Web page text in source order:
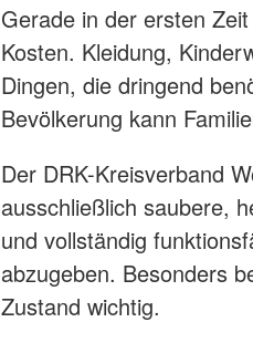
Gerade in der ersten
Kosten. Kleidung,
Dingen, die dringend
Bevölkerung kann
Der DRK-Kreisverband
ausschließlich saubere,
und vollständig
abzugeben. Besonders
Zustand wichtig.